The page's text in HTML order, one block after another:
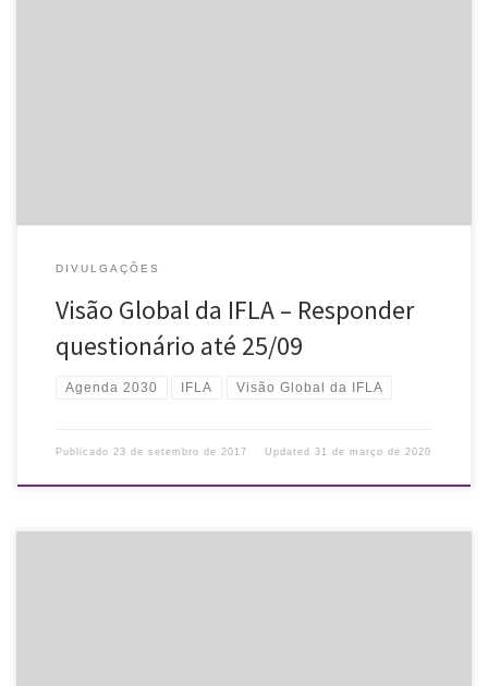
DIVULGAÇÕES
Visão Global da IFLA – Responder
questionário até 25/09
Agenda 2030 IFLA Visão Global da IFLA
Publicado 23 de setembro de 2017 Updated 31 de março de 2020